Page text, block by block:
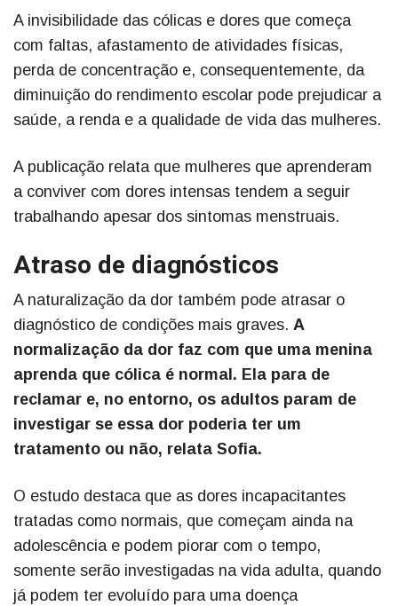
A invisibilidade das cólicas e dores que começa
com faltas, afastamento de atividades físicas,
perda de concentração e, consequentemente, da
diminuição do rendimento escolar pode prejudicar a
saúde, a renda e a qualidade de vida das mulheres.
A publicação relata que mulheres que aprenderam
a conviver com dores intensas tendem a seguir
trabalhando apesar dos sintomas menstruais.
Atraso de diagnósticos
A naturalização da dor também pode atrasar o
diagnóstico de condições mais graves. A
normalização da dor faz com que uma menina
aprenda que cólica é normal. Ela para de
reclamar e, no entorno, os adultos param de
investigar se essa dor poderia ter um
tratamento ou não, relata Sofia.
O estudo destaca que as dores incapacitantes
tratadas como normais, que começam ainda na
adolescência e podem piorar com o tempo,
somente serão investigadas na vida adulta, quando
já podem ter evoluído para uma doença